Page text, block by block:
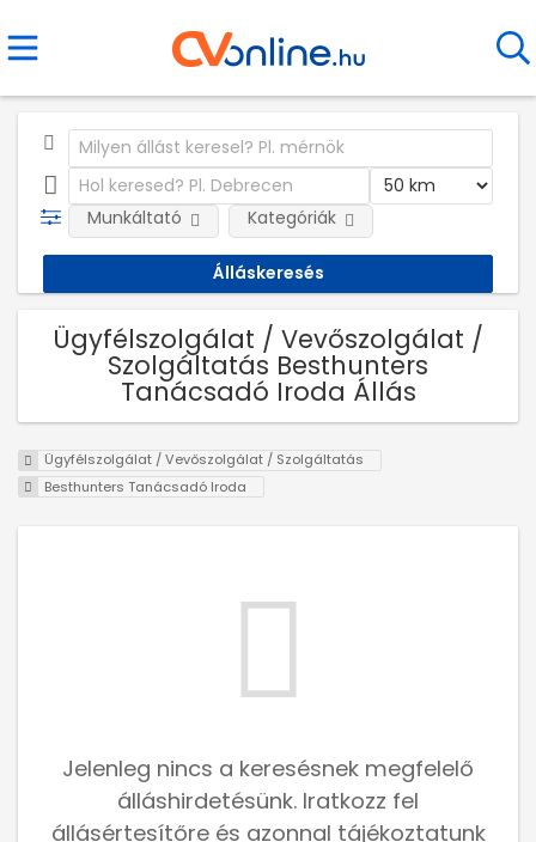
Munkáltató Kategóriák
Ügyfélszolgálat / Vevőszolgálat /
Szolgáltatás Besthunters
Tanácsadó Iroda Állás
Ügyfélszolgálat / Vevőszolgálat / Szolgáltatás
Besthunters Tanácsadó Iroda
Jelenleg nincs a keresésnek megfelelő
álláshirdetésünk. Iratkozz fel
állásértesítőre és azonnal tájékoztatunk